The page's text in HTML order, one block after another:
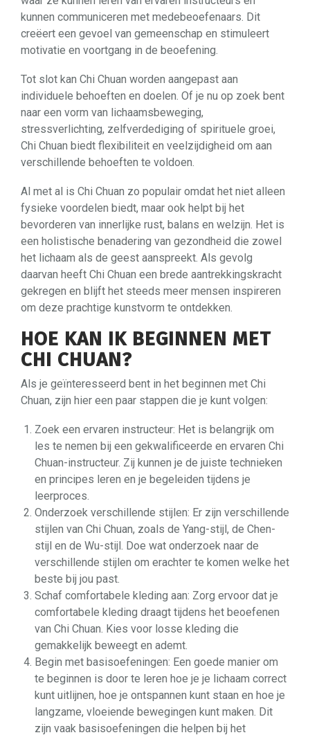
kunnen communiceren met medebeoefenaars. Dit
creëert een gevoel van gemeenschap en stimuleert
motivatie en voortgang in de beoefening.
Tot slot kan Chi Chuan worden aangepast aan
individuele behoeften en doelen. Of je nu op zoek bent
naar een vorm van lichaamsbeweging,
stressverlichting, zelfverdediging of spirituele groei,
Chi Chuan biedt flexibiliteit en veelzijdigheid om aan
verschillende behoeften te voldoen.
Al met al is Chi Chuan zo populair omdat het niet alleen
fysieke voordelen biedt, maar ook helpt bij het
bevorderen van innerlijke rust, balans en welzijn. Het is
een holistische benadering van gezondheid die zowel
het lichaam als de geest aanspreekt. Als gevolg
daarvan heeft Chi Chuan een brede aantrekkingskracht
gekregen en blijft het steeds meer mensen inspireren
om deze prachtige kunstvorm te ontdekken.
HOE KAN IK BEGINNEN MET
CHI CHUAN?
Als je geïnteresseerd bent in het beginnen met Chi
Chuan, zijn hier een paar stappen die je kunt volgen:
Zoek een ervaren instructeur: Het is belangrijk om
les te nemen bij een gekwalificeerde en ervaren Chi
Chuan-instructeur. Zij kunnen je de juiste technieken
en principes leren en je begeleiden tijdens je
leerproces.
Onderzoek verschillende stijlen: Er zijn verschillende
stijlen van Chi Chuan, zoals de Yang-stijl, de Chen-
stijl en de Wu-stijl. Doe wat onderzoek naar de
verschillende stijlen om erachter te komen welke het
beste bij jou past.
Schaf comfortabele kleding aan: Zorg ervoor dat je
comfortabele kleding draagt tijdens het beoefenen
van Chi Chuan. Kies voor losse kleding die
gemakkelijk beweegt en ademt.
Begin met basisoefeningen: Een goede manier om
te beginnen is door te leren hoe je je lichaam correct
kunt uitlijnen, hoe je ontspannen kunt staan en hoe je
langzame, vloeiende bewegingen kunt maken. Dit
zijn vaak basisoefeningen die helpen bij het